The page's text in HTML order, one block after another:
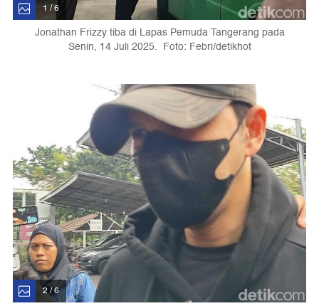
1 / 6
Jonathan Frizzy tiba di Lapas Pemuda Tangerang pada
Senin, 14 Juli 2025. Foto: Febri/detikhot
2 / 6